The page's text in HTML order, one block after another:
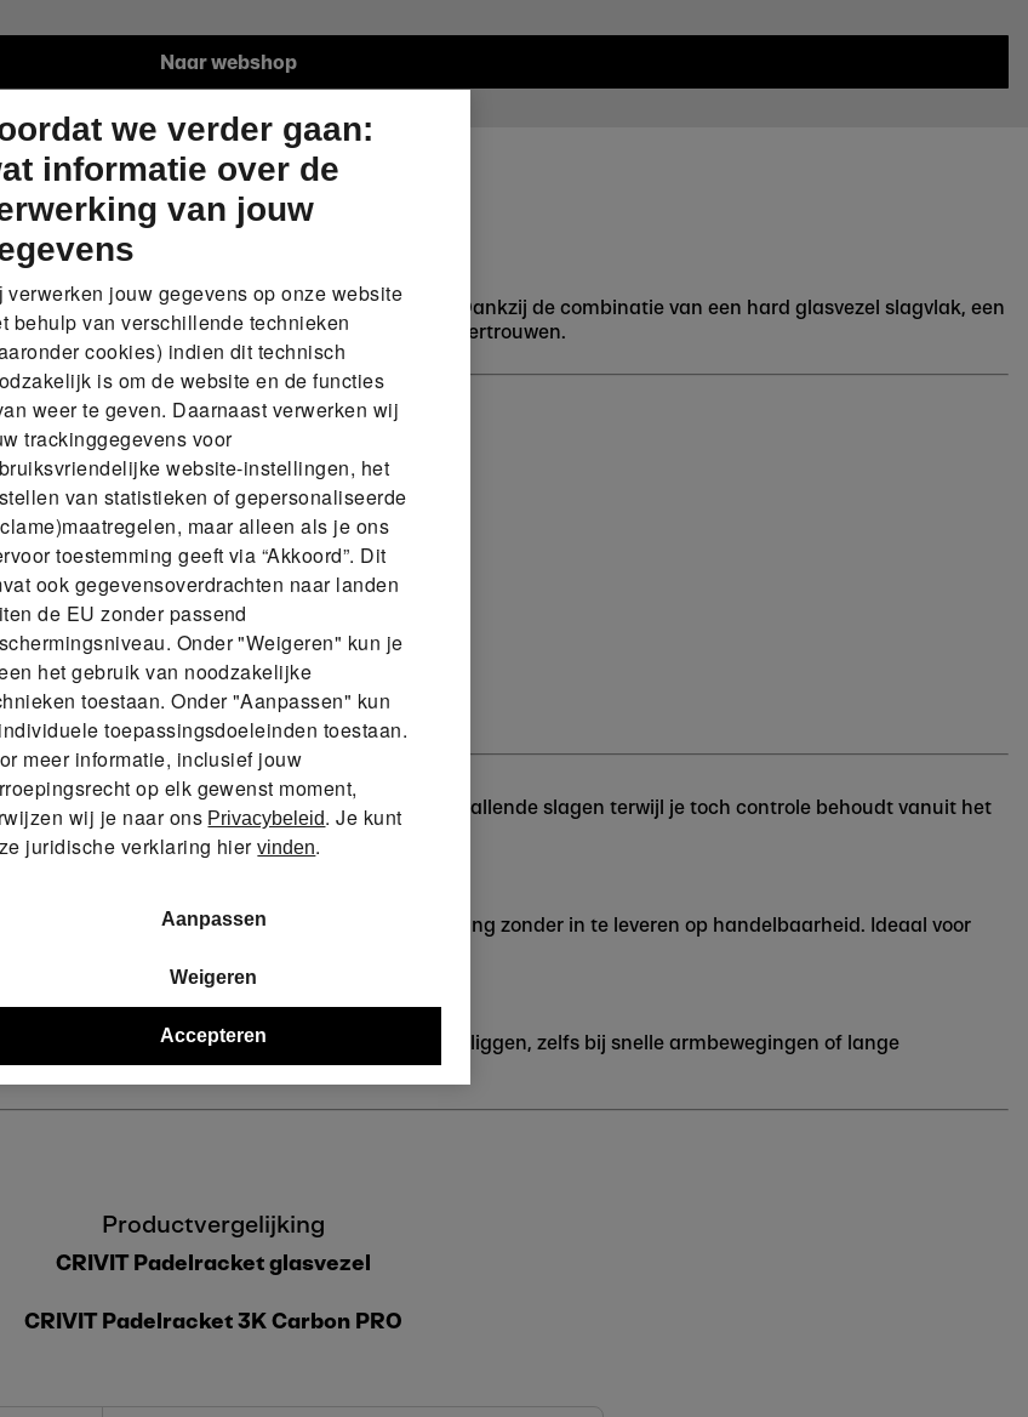
Naar webshop
voor zowel beginnende als gevorderde spelers. Dankzij de combinatie van een hard glasvezel slagvlak, een
je in elke wedstrijd met kracht, precisie en zelfvertrouwen.
ideaal om techniek en kracht te ontwikkelen
biedt directe feedback
perfect in het midden komen
het racket) en precisie (in de kern)
stabiliteit tijdens intense rally’s
waardoor je extra slagkracht genereert bij aanvallende slagen terwijl je toch controle behoudt vanuit het
en zorgt voor consistente, nauwkeurige slagen.
Je profiteert van een stevige krachtoverbrenging zonder in te leveren op handelbaarheid. Ideaal voor
het racket stevig en comfortabel in de hand blijft liggen, zelfs bij snelle armbewegingen of lange
Productvergelijking
CRIVIT Padelracket glasvezel
CRIVIT Padelracket 3K Carbon PRO
we verder gaan:
informatie over de
van jouw
verwerken jouw gegevens op onze website
behulp van verschillende technieken
cookies) indien dit technisch
is om de website en de functies
weer te geven. Daarnaast verwerken wij
trackinggegevens voor
website-instellingen, het
van statistieken of gepersonaliseerde
maar alleen als je ons
toestemming geeft via “Akkoord”. Dit
ook gegevensoverdrachten naar landen
de EU zonder passend
Onder "Weigeren" kun je
het gebruik van noodzakelijke
toestaan. Onder "Aanpassen" kun
toepassingsdoeleinden toestaan.
meer informatie, inclusief jouw
op elk gewenst moment,
wij je naar ons Privacybeleid. Je kunt
juridische verklaring hiervinden.
Aanpassen
Weigeren
Accepteren